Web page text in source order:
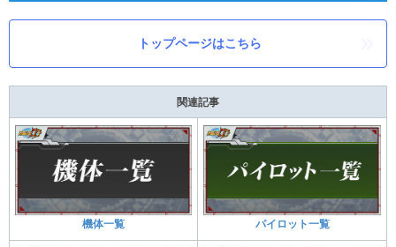
トップページはこちら
関連記事
機体一覧 パイロット一覧